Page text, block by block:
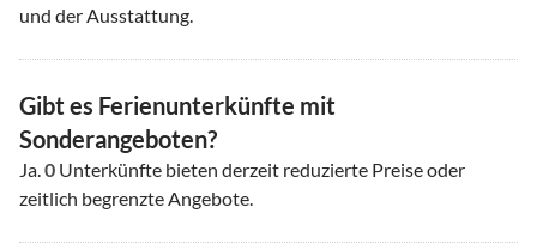
und der Ausstattung.
Gibt es Ferienunterkünfte mit
Sonderangeboten?
Ja.0 Unterkünfte bieten derzeit reduzierte Preise oder
zeitlich begrenzte Angebote.